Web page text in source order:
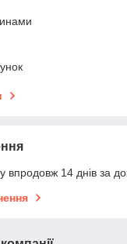
впродовж 14 днів за